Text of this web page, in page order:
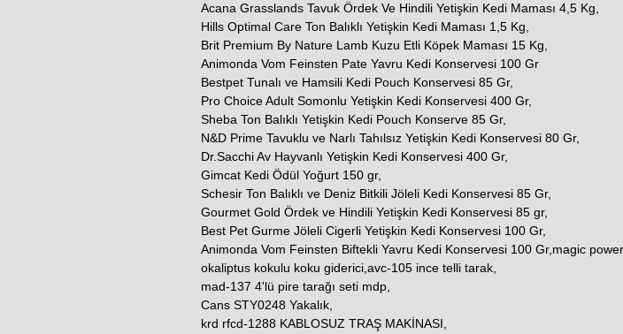
Acana Grasslands Tavuk Ördek Ve Hindili Yetişkin Kedi Maması 4,5 Kg,
Hills Optimal Care Ton Balıklı Yetişkin Kedi Maması 1,5 Kg,
Brit Premium By Nature Lamb Kuzu Etli Köpek Maması 15 Kg,
Animonda Vom Feinsten Pate Yavru Kedi Konservesi 100 Gr
Bestpet Tunalı ve Hamsili Kedi Pouch Konservesi 85 Gr,
Pro Choice Adult Somonlu Yetişkin Kedi Konservesi 400 Gr,
Sheba Ton Balıklı Yetişkin Kedi Pouch Konserve 85 Gr,
N&D Prime Tavuklu ve Narlı Tahılsız Yetişkin Kedi Konservesi 80 Gr,
Dr.Sacchi Av Hayvanlı Yetişkin Kedi Konservesi 400 Gr,
Gimcat Kedi Ödül Yoğurt 150 gr,
Schesir Ton Balıklı ve Deniz Bitkili Jöleli Kedi Konservesi 85 Gr,
Gourmet Gold Ördek ve Hindili Yetişkin Kedi Konservesi 85 gr,
Best Pet Gurme Jöleli Cigerli Yetişkin Kedi Konservesi 100 Gr,
Animonda Vom Feinsten Biftekli Yavru Kedi Konservesi 100 Gr,magic power
okaliptus kokulu koku giderici,avc-105 ince telli tarak,
mad-137 4'lü pire tarağı seti mdp,
Cans STY0248 Yakalık,
krd rfcd-1288 KABLOSUZ TRAŞ MAKİNASI,